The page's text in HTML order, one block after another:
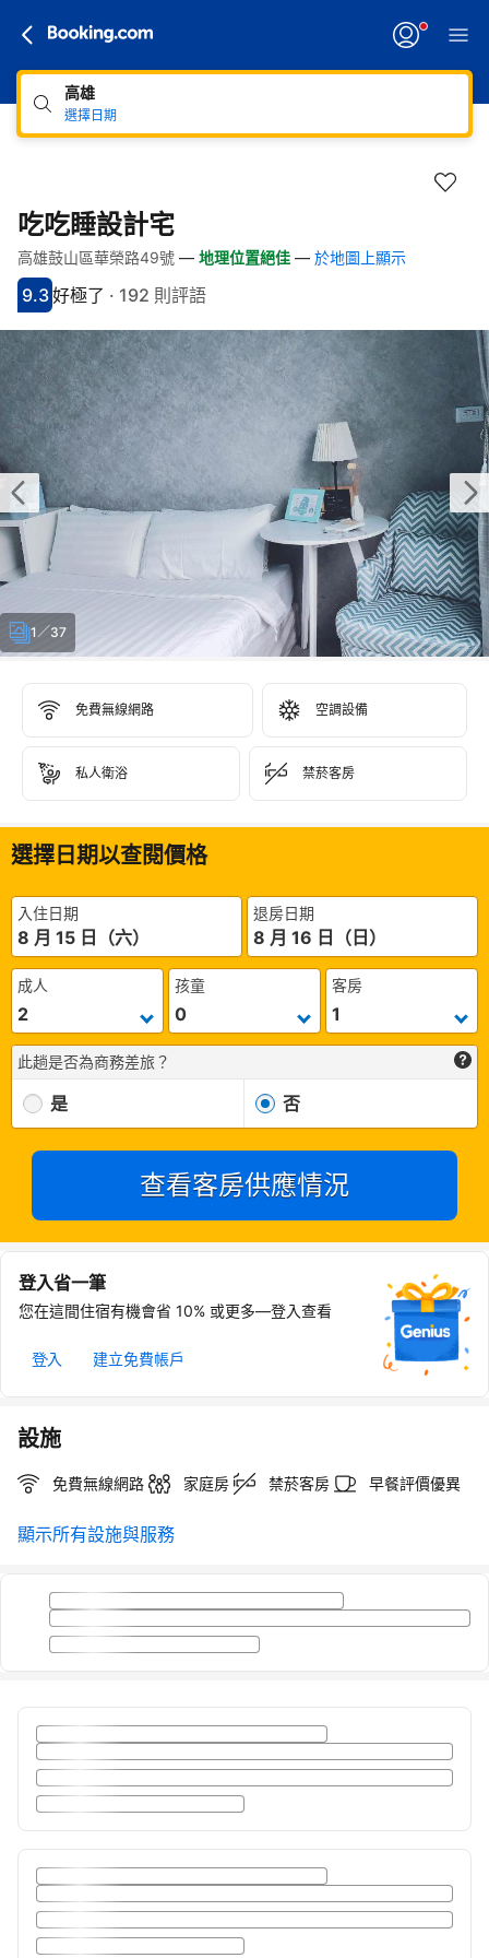
高雄
選擇日期
吃吃睡設計宅
快速連結
跳至住宿介紹
跳至熱門設施
跳至客房類型
跳至訂房政策
高雄鼓山區華榮路49號 — 地理位置絕佳 — 於地圖上顯示
分數9.3分
9.3
評比好極了
好極了 · 192 則評語
1／37
免費無線網路 空調設備
私人衛浴 禁菸客房
選擇日期以查閱價格
入住日期
8 月 15 日（六）
退房日期
8 月 16 日（日）
成人 孩童 客房
此趟是否為商務差旅？
是 否
查看客房供應情況
登入省一筆
您在這間住宿有機會省 10% 或更多—登入查看
登入 建立免費帳戶
設施
免費無線網路 家庭房 禁菸客房 早餐評價優異
顯示所有設施與服務